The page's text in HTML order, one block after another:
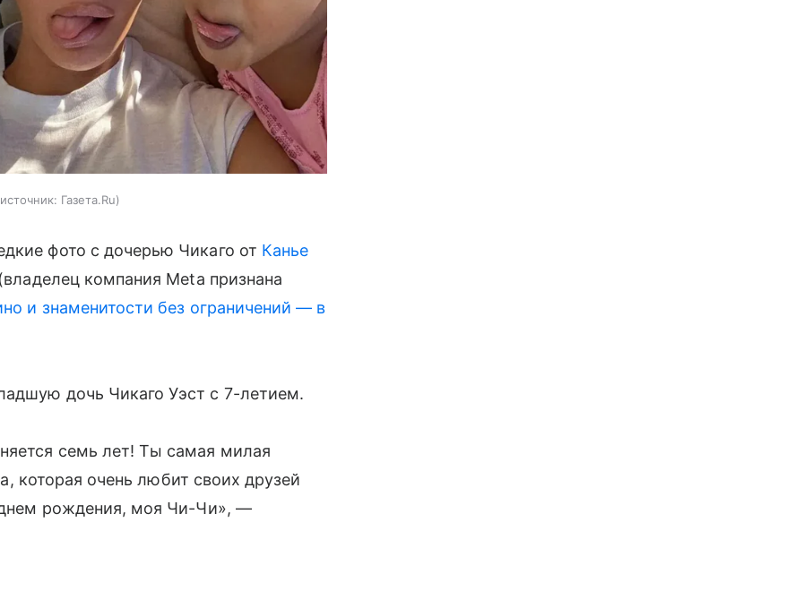
источник: Газета.Ru
фото с дочерью Чикаго от Канье
компания Meta признана
и знаменитости без ограничений — в
дочь Чикаго Уэст с 7-летием.
семь лет! Ты самая милая
которая очень любит своих друзей
рождения, моя Чи-Чи», —